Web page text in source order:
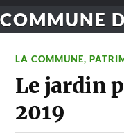
COMMUNE
LA COMMUNE,
Le jardin
2019